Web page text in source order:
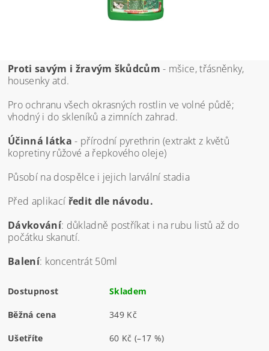
Proti savým i žravým škůdcům - mšice, třásněnky,
housenky atd.
Pro ochranu všech okrasných rostlin ve volné půdě;
vhodný i do skleníků a zimních zahrad.
Účinná látka - přírodní pyrethrin (extrakt z květů
kopretiny růžové a řepkového oleje)
Působí na dospělce i jejich larvální stadia
Před aplikací ředit dle návodu.
Dávkování: důkladně postříkat i na rubu listů až do
počátku skanutí.
Balení: koncentrát 50ml
Dostupnost Skladem
Běžná cena 349 Kč
Ušetříte 60 Kč(–17 %)